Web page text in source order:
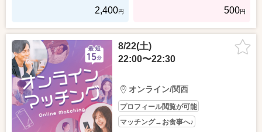
2,400円 500円
8/22(土)
22:00〜22:30
オンライン/関西
プロフィール閲覧が可能
マッチング→お食事へ♪